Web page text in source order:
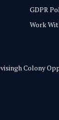
GDPR
Work
Colony